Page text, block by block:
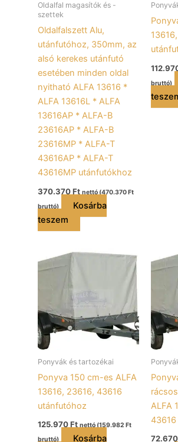
Oldalfal magasítók és -
szettek
Oldalfalszett Alu,
utánfutóhoz, 350mm, az
alsó kerekes utánfutó
esetében minden oldal
nyitható ALFA 13616 *
ALFA 13616L * ALFA
13616AP * ALFA-B
23616AP * ALFA-B
23616MP * ALFA-T
43616AP * ALFA-T
43616MP utánfutókhoz
370.370Ft nettó (470.370Ft
bruttó)
Kosárba
teszem
bruttó)
Ponyvák és tartozékai
Ponyva 150 cm-es ALFA
13616, 23616, 43616
utánfutóhoz
125.970Ft nettó (159.982 Ft
bruttó)
Kosárba
ALFA
43616
72.670